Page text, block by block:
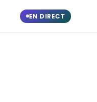
EN DIRECT